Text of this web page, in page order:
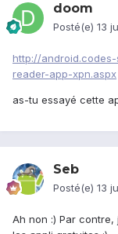
doom
Posté(e) 13
http://
reader-app-xpn.aspx
as-tu essayé cette
Seb
Posté(e) 13
Ah non :) Par